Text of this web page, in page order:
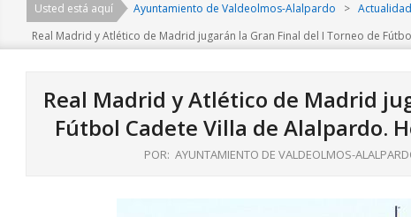
Menu
Usted está aquí Ayuntamiento de Valdeolmos-Alalpardo > Actualidad
Real Madrid y Atlético de Madrid jugarán la Gran Final del I Torneo de
Real Madrid y Atlético de Madrid
Fútbol Cadete Villa de Alalpardo.
POR: AYUNTAMIENTO DE VALDEOLMOS-